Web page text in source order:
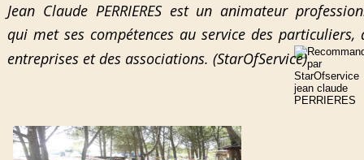
Jean Claude PERRIERES est un animateur
qui met ses compétences au service des particuliers,
entreprises et des associations. (StarOfService)